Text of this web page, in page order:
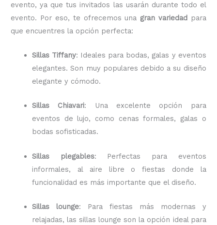
evento, ya que tus invitados las usarán durante todo el
evento. Por eso, te ofrecemos una gran variedadpara
que encuentres la opción perfecta:
Sillas Tiffany: Ideales para bodas, galas y eventos
elegantes. Son muy populares debido a su diseño
elegante y cómodo.
Sillas Chiavari: Una excelente opción para
eventos de lujo, como cenas formales, galas o
bodas sofisticadas.
Sillas plegables: Perfectas para eventos
informales, al aire libre o fiestas donde la
funcionalidad es más importante que el diseño.
Sillas lounge: Para fiestas más modernas y
relajadas, las sillas lounge son la opción ideal para